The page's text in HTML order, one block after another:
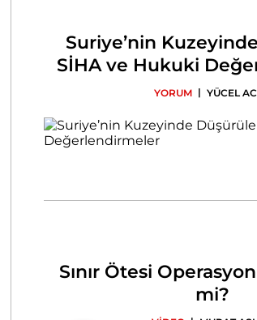
Suriye’nin
SİHA ve Hukuki
YORUM | YÜCEL
Sınır Ötesi
mi?